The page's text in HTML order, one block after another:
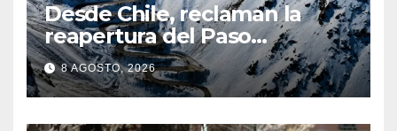
Desde Chile, reclaman la
reapertura del Paso
Internacional Los
Libertadores: pérdidas
millonarias
8 AGOSTO, 2026